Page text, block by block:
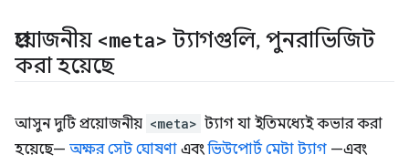
প্রয়োজনীয় <meta> ট্যাগগুলি, পুনরাভিজিট
করা হয়েছে
আসুন দুটি প্রয়োজনীয় <meta> ট্যাগ যা ইতিমধ্যেই কভার করা
হয়েছে— অক্ষর সেট ঘোষণা এবংভিউপোর্ট মেটা ট্যাগ —এবং